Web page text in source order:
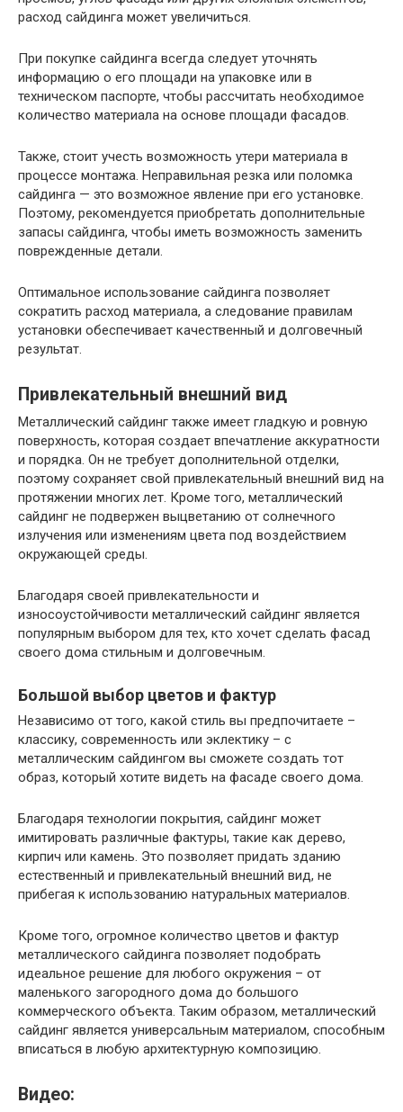
расход сайдинга может увеличиться.
При покупке сайдинга всегда следует уточнять
информацию о его площади на упаковке или в
техническом паспорте, чтобы рассчитать необходимое
количество материала на основе площади фасадов.
Также, стоит учесть возможность утери материала в
процессе монтажа. Неправильная резка или поломка
сайдинга — это возможное явление при его установке.
Поэтому, рекомендуется приобретать дополнительные
запасы сайдинга, чтобы иметь возможность заменить
поврежденные детали.
Оптимальное использование сайдинга позволяет
сократить расход материала, а следование правилам
установки обеспечивает качественный и долговечный
результат.
Привлекательный внешний вид
Металлический сайдинг также имеет гладкую и ровную
поверхность, которая создает впечатление аккуратности
и порядка. Он не требует дополнительной отделки,
поэтому сохраняет свой привлекательный внешний вид на
протяжении многих лет. Кроме того, металлический
сайдинг не подвержен выцветанию от солнечного
излучения или изменениям цвета под воздействием
окружающей среды.
Благодаря своей привлекательности и
износоустойчивости металлический сайдинг является
популярным выбором для тех, кто хочет сделать фасад
своего дома стильным и долговечным.
Большой выбор цветов и фактур
Независимо от того, какой стиль вы предпочитаете –
классику, современность или эклектику – с
металлическим сайдингом вы сможете создать тот
образ, который хотите видеть на фасаде своего дома.
Благодаря технологии покрытия, сайдинг может
имитировать различные фактуры, такие как дерево,
кирпич или камень. Это позволяет придать зданию
естественный и привлекательный внешний вид, не
прибегая к использованию натуральных материалов.
Кроме того, огромное количество цветов и фактур
металлического сайдинга позволяет подобрать
идеальное решение для любого окружения – от
маленького загородного дома до большого
коммерческого объекта. Таким образом, металлический
сайдинг является универсальным материалом, способным
вписаться в любую архитектурную композицию.
Видео: